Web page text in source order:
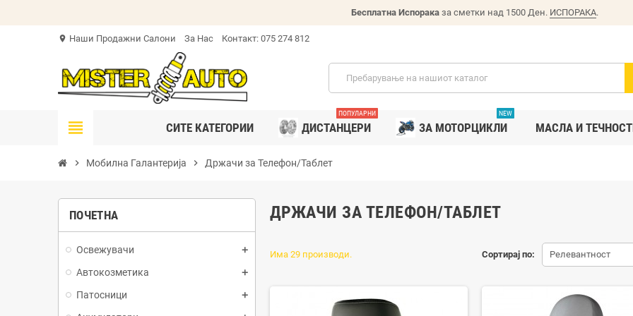
Бесплатна Испорака за сметки над 1500 Ден. ИСПОРАКА.
location_on Наши Продажни Салони За Нас Контакт: 075 274 812
view_headline СИТЕ КАТЕГОРИИ ДИСТАНЦЕРИ
ПОПУЛАРНИ
ЗА МОТОРЦИКЛИ
NEW
MАСЛА И
chevron_right Мобилна Галантерија chevron_right Држачи за Телефон/Таблет
ПОЧЕТНА
Освежувачи
Автокозметика
Патосници
ДРЖАЧИ ЗА ТЕЛЕФОН/ТАБЛЕТ
Сортирај по: Релевантност
Има 29 производи.